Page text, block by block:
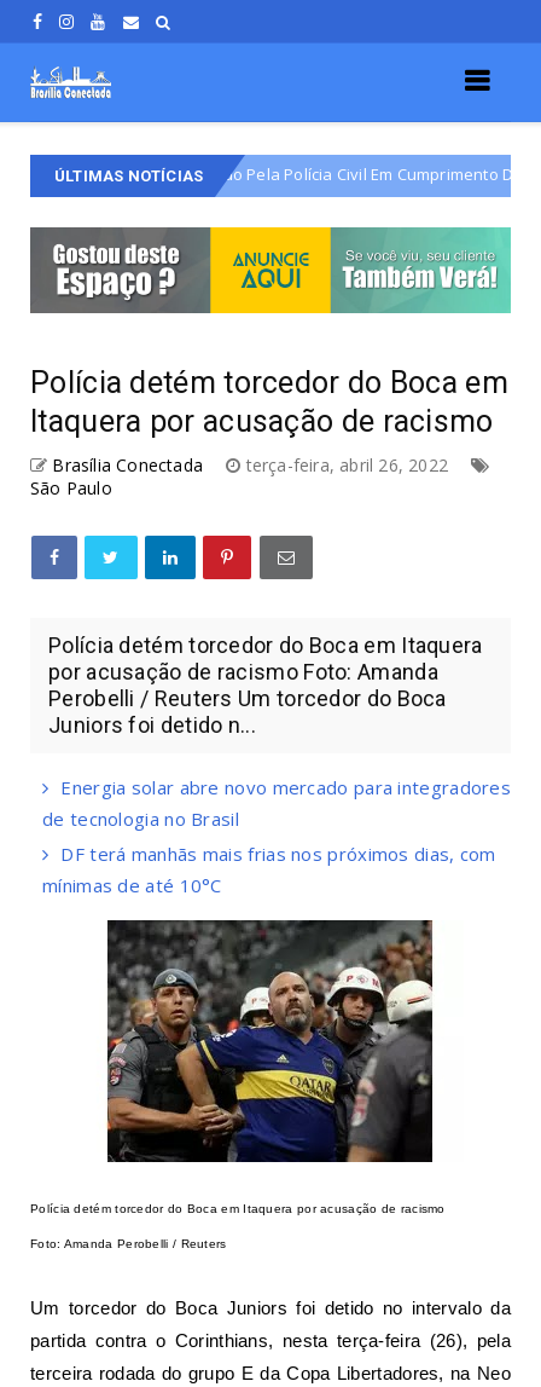
ÚLTIMAS NOTÍCIAS
Varjão É Detido Pela Polícia Civil Em Cumprimento De Mandado De
Polícia detém torcedor do Boca em
Itaquera por acusação de racismo
Brasília Conectada
terça-feira, abril 26, 2022
São Paulo
Polícia detém torcedor do Boca em Itaquera
por acusação de racismo Foto: Amanda
Perobelli / Reuters Um torcedor do Boca
Juniors foi detido n...
Energia solar abre novo mercado para integradores
de tecnologia no Brasil
DF terá manhãs mais frias nos próximos dias, com
mínimas de até 10°C
Polícia detém torcedor do Boca em Itaquera por acusação de racismo
Foto: Amanda Perobelli / Reuters
Um torcedor do Boca Juniors foi detido no intervalo da
partida contra o Corinthians, nesta terça-feira (26), pela
terceira rodada do grupo E da Copa Libertadores, na Neo